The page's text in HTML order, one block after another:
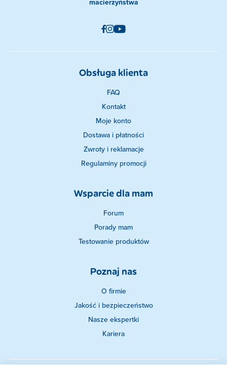
macierzyństwa
Obsługa klienta
FAQ
Kontakt
Moje konto
Dostawa i płatności
Zwroty i reklamacje
Regulaminy promocji
Wsparcie dla mam
Forum
Porady mam
Testowanie produktów
Poznaj nas
O firmie
Jakość i bezpieczeństwo
Nasze ekspertki
Kariera